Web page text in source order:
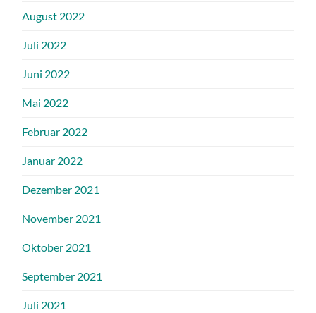
August 2022
Juli 2022
Juni 2022
Mai 2022
Februar 2022
Januar 2022
Dezember 2021
November 2021
Oktober 2021
September 2021
Juli 2021